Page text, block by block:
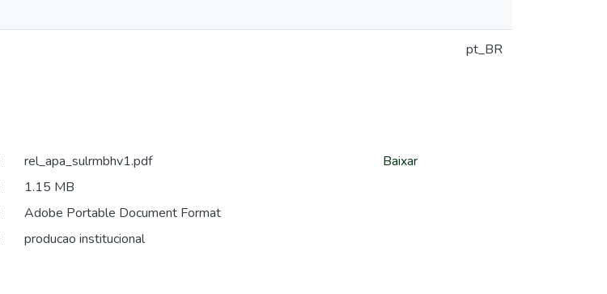
pt_BR
rel_apa_sulrmbhv1.pdf
1.15 MB
Adobe Portable Document Format
producao institucional
Baixar